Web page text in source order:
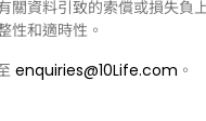
資料引致的索償或損失負
性和適時性。
enquiries@10Life.com 。